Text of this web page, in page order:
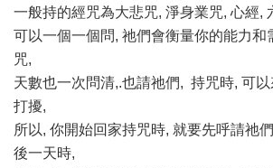
一般持的經咒為大悲咒, 淨身業咒, 心經,
可以一個一個問, 祂們會衡量你的能力和
咒,
天數也一次問清,.也請祂們, 持咒時, 可
打擾,
所以, 你開始回家持咒時, 就要先呼請祂
後一天時,